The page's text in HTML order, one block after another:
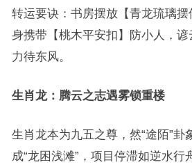
转运要诀：书房摆放【青龙琉璃
身携带【桃木平安扣】防小人，
力待东风。
生肖龙：腾云之志遇雾锁重楼
生肖龙本为九五之尊，然“途陌”卦
成“龙困浅滩”，项目停滞如逆水行